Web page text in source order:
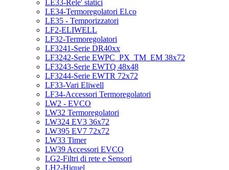
LE33-Rele' statici
LE34-Termoregolatori El.co
LE35 - Temporizzatori
LF2-ELIWELL
LF32-Termoregolatori
LF3241-Serie DR40xx
LF3242-Serie EWPC_PX_TM_EM 38x72
LF3243-Serie EWTQ 48x48
LF3244-Serie EWTR 72x72
LF33-Vari Eliwell
LF34-Accessori Termoregolatori
LW2 - EVCO
LW32 Termoregolatori
LW324 EV3 36x72
LW395 EV7 72x72
LW33 Timer
LW39 Accessori EVCO
LG2-Filtri di rete e Sensori
LH2-Hiquel